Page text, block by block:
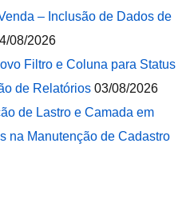
– Inclusão de Dados de
08/2026
Filtro e Coluna para Status
de Relatórios 03/08/2026
de Lastro e Camada em
na Manutenção de Cadastro